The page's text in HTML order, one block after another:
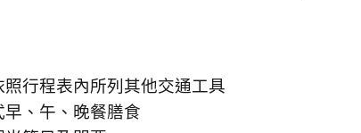
行程表內所列其他交通工具
、午、晚餐膳食